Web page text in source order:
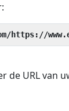
https://
de URL van